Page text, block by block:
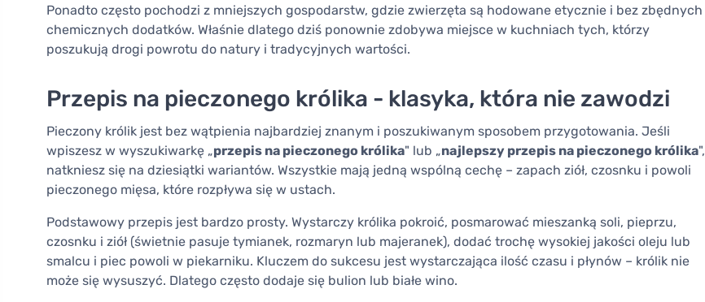
Ponadto często pochodzi z mniejszych gospodarstw, gdzie zwierzęta są hodowane etycznie i bez zbędnych
chemicznych dodatków. Właśnie dlatego dziś ponownie zdobywa miejsce w kuchniach tych, którzy
poszukują drogi powrotu do natury i tradycyjnych wartości.
Przepis na pieczonego królika - klasyka, która nie zawodzi
Pieczony królik jest bez wątpienia najbardziej znanym i poszukiwanym sposobem przygotowania. Jeśli
wpiszesz w wyszukiwarkę „przepis na pieczonego królika" lub „najlepszy przepis na pieczonego królika",
natkniesz się na dziesiątki wariantów. Wszystkie mają jedną wspólną cechę – zapach ziół, czosnku i powoli
pieczonego mięsa, które rozpływa się w ustach.
Podstawowy przepis jest bardzo prosty. Wystarczy królika pokroić, posmarować mieszanką soli, pieprzu,
czosnku i ziół (świetnie pasuje tymianek, rozmaryn lub majeranek), dodać trochę wysokiej jakości oleju lub
smalcu i piec powoli w piekarniku. Kluczem do sukcesu jest wystarczająca ilość czasu i płynów – królik nie
może się wysuszyć. Dlatego często dodaje się bulion lub białe wino.